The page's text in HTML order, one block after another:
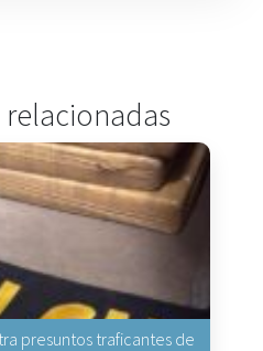
presuntos traficantes de